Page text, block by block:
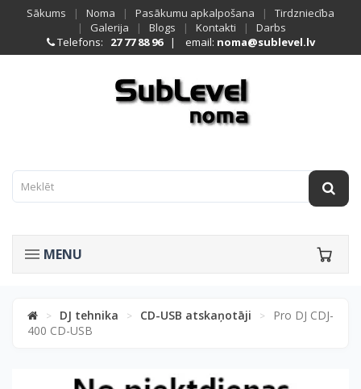
Sākums | Noma | Pasākumu apkalpošana |
Tirdzniecība
|
Galerija | Blogs | Kontakti |
Darbs
Telefons:
27 77 88 96| email: noma@sublevel.lv
MENU
> DJ tehnika > CD-USB atskaņotāji >
Pro DJ CDJ-
400 CD-USB